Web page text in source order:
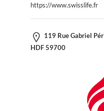
https://www.swisslife.fr
119 Rue Gabriel
HDF 59700